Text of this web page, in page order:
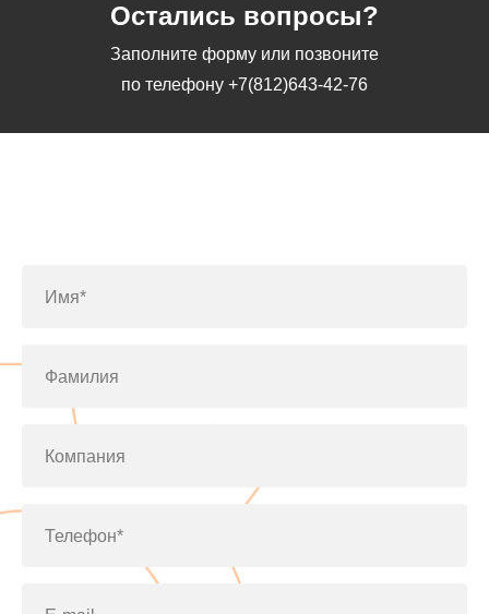
Остались вопросы?
Заполните форму или позвоните
по телефону +7(812)643-42-76
Имя*
Фамилия
Компания
Телефон*